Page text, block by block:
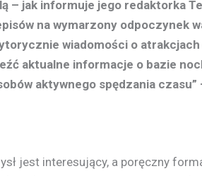
– jak informuje jego redaktorka
na wymarzony odpoczynek
wiadomości o
aktualne informacje o bazie
aktywnego spędzania czasu”
jest interesujący, a poręczny